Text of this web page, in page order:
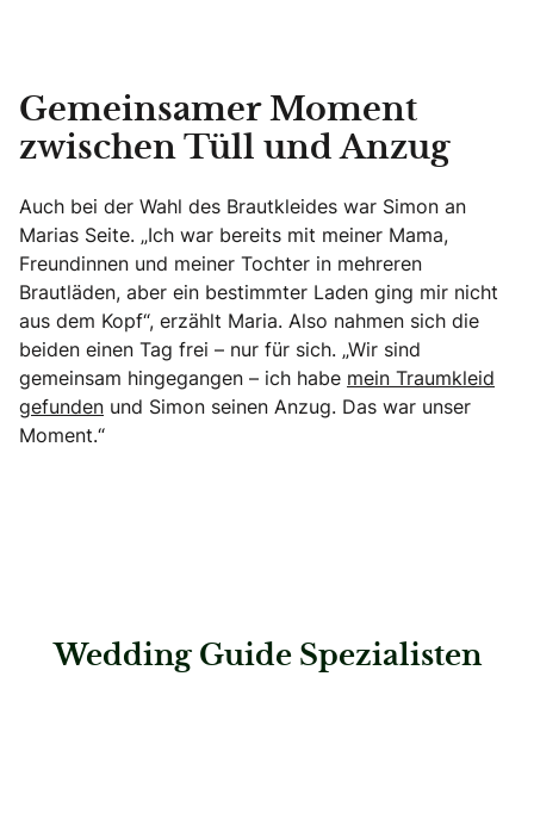
Gemeinsamer Moment
zwischen Tüll und Anzug
Auch bei der Wahl des Brautkleides war Simon an
Marias Seite. „Ich war bereits mit meiner Mama,
Freundinnen und meiner Tochter in mehreren
Brautläden, aber ein bestimmter Laden ging mir nicht
aus dem Kopf“, erzählt Maria. Also nahmen sich die
beiden einen Tag frei – nur für sich. „Wir sind
gemeinsam hingegangen – ich habe mein Traumkleid
gefunden und Simon seinen Anzug. Das war unser
Moment.“
Wedding Guide Spezialisten